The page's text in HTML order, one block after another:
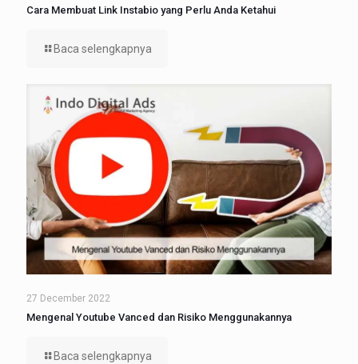
Cara Membuat Link Instabio yang Perlu Anda Ketahui
Baca selengkapnya
27 December 2022
Mengenal Youtube Vanced dan Risiko Menggunakannya
Baca selengkapnya